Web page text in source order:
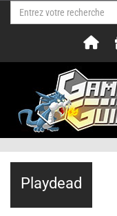
Playdead